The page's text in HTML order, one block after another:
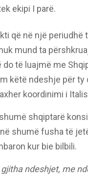
ekipi I parë.
që në një periudhë
mund ta
të luajmë me
këtë ndeshje për ty
koordinimi i
shqiptarë
shumë fusha të
kur bie bilbili.
ndeshjet, me